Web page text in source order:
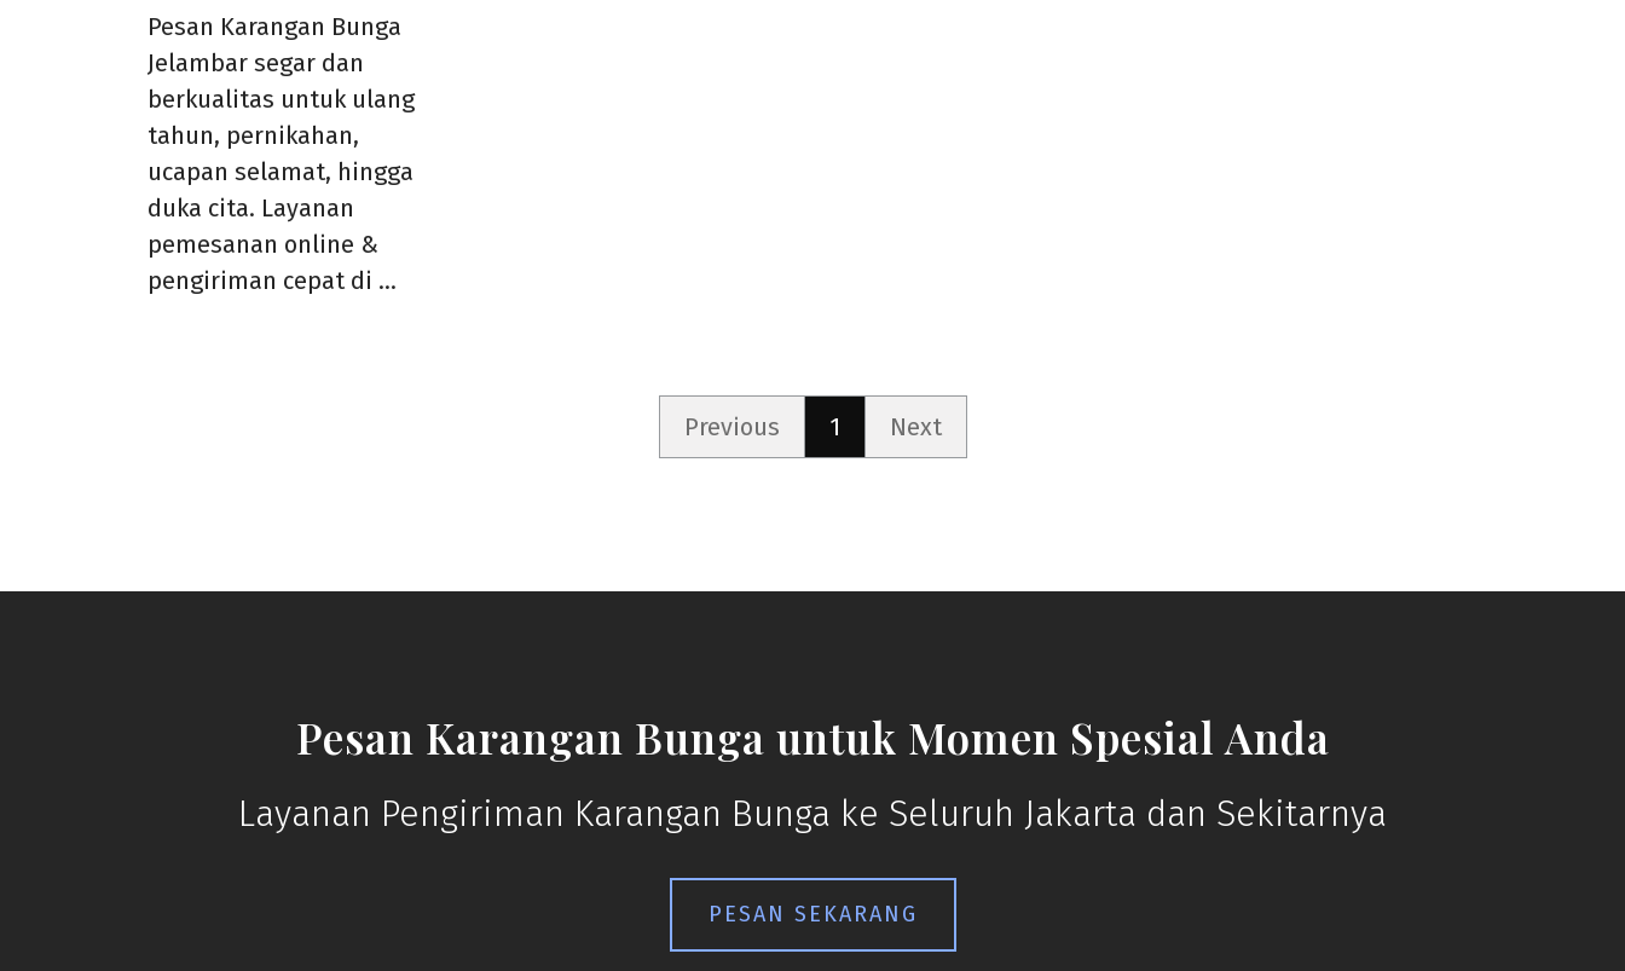
Pesan Karangan Bunga
Jelambar segar dan
berkualitas untuk ulang
tahun, pernikahan,
ucapan selamat, hingga
duka cita. Layanan
pemesanan online &
pengiriman cepat di …
Previous 1 Next
Pesan Karangan Bunga untuk Momen Spesial Anda
Layanan Pengiriman Karangan Bunga ke Seluruh Jakarta dan Sekitarnya
PESAN SEKARANG